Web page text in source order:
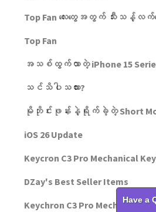
Top Fan လေးတွေအတွက် သီးသန့်လက်​
Top Fan
အသစ်ထွက်လာတဲ့ iPhone 15 Series
သင်သိပါသလား?
မိုဘိုင်းဖုန်းနဲ့ရိုက်ခဲ့တဲ့ Short
iOS 26 Update
Keycron C3 Pro Mechanical
DZay's Best Seller Items
Keychron C3 Pro Mechanical
Have a